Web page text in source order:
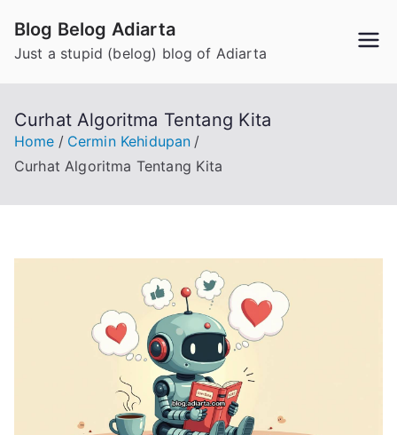
content
Blog Belog Adiarta
Just a stupid (belog) blog of Adiarta
Curhat Algoritma Tentang Kita
Home
Cermin Kehidupan
Curhat Algoritma Tentang Kita